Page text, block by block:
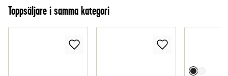
Toppsäljare i samma kategori